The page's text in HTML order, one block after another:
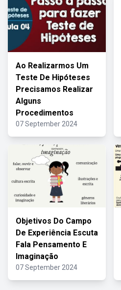
Ao Realizarmos Um
Teste De Hipóteses
Precisamos Realizar
Alguns
Procedimentos
07 September 2024
Objetivos Do Campo
De Experiência Escuta
Fala Pensamento E
Imaginação
07 September 2024